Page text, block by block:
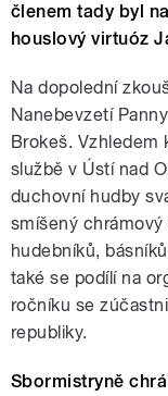
členem tady byl
houslový virtuóz
Na dopolední
Nanebevzetí
Brokeš. Vzhledem
službě v Ústí nad
duchovní hudby
smíšený
hudebníků,
také se podílí na
ročníku se
republiky.
Sbormistryně